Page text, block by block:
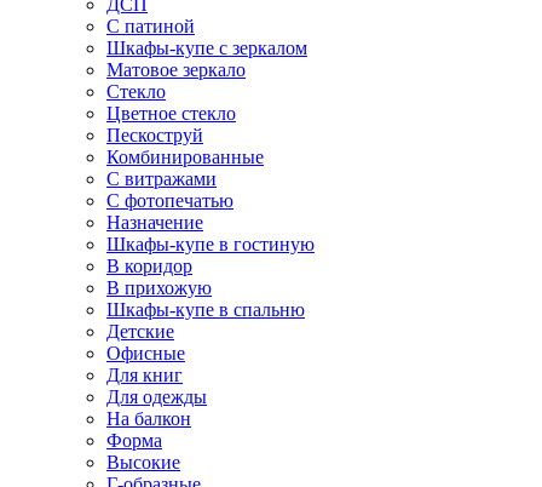
ДСП
С патиной
Шкафы-купе с зеркалом
Матовое зеркало
Стекло
Цветное стекло
Пескоструй
Комбинированные
С витражами
С фотопечатью
Назначение
Шкафы-купе в гостиную
В коридор
В прихожую
Шкафы-купе в спальню
Детские
Офисные
Для книг
Для одежды
На балкон
Форма
Высокие